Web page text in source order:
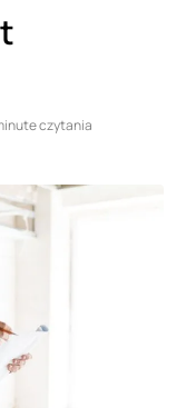
czytania